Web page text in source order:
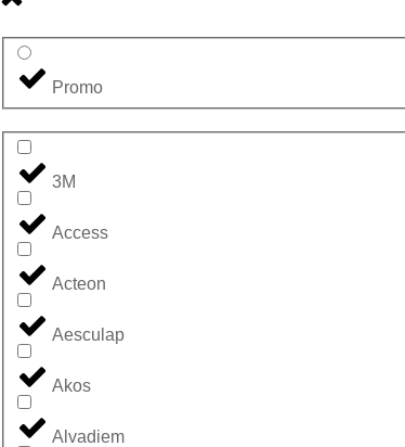
Promo
3M
Access
Acteon
Aesculap
Akos
Alvadiem